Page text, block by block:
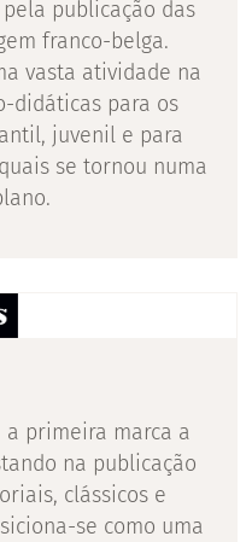
publicação das
franco-belga.
vasta atividade na
didáticas para os
juvenil e para
se tornou numa
a primeira marca a
na publicação
clássicos e
se como uma